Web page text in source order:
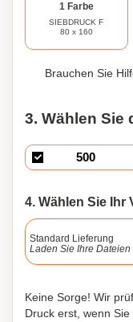
1 Farbe
SIEBDRUCK F
80 x 160
Brauchen Sie
3. Wählen Sie
4. Wählen Sie Ihr
Standard Lieferung
Laden Sie Ihre
Keine Sorge! Wir
Druck erst, wenn